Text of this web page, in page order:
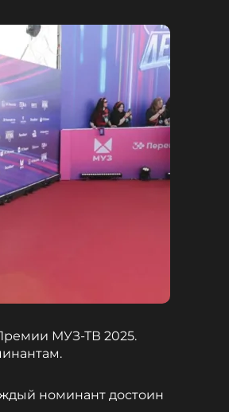
МУЗ-ТВ 2025.
номинант достоин